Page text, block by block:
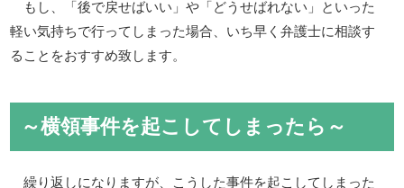
もし、「後で戻せばいい」や「どうせばれない」といった
軽い気持ちで行ってしまった場合、いち早く弁護士に相談す
ることをおすすめ致します。
～横領事件を起こしてしまったら～
繰り返しになりますが、こうした事件を起こしてしまった